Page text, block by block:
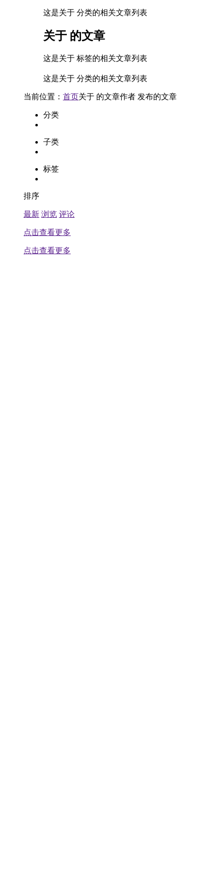
这是关于 分类的相关文章列表
关于 的文章
这是关于 标签的相关文章列表
这是关于 分类的相关文章列表
当前位置： 首页关于 的文章作者 发布的文章
分类
子类
标签
排序
最新 浏览 评论
点击查看更多
点击查看更多